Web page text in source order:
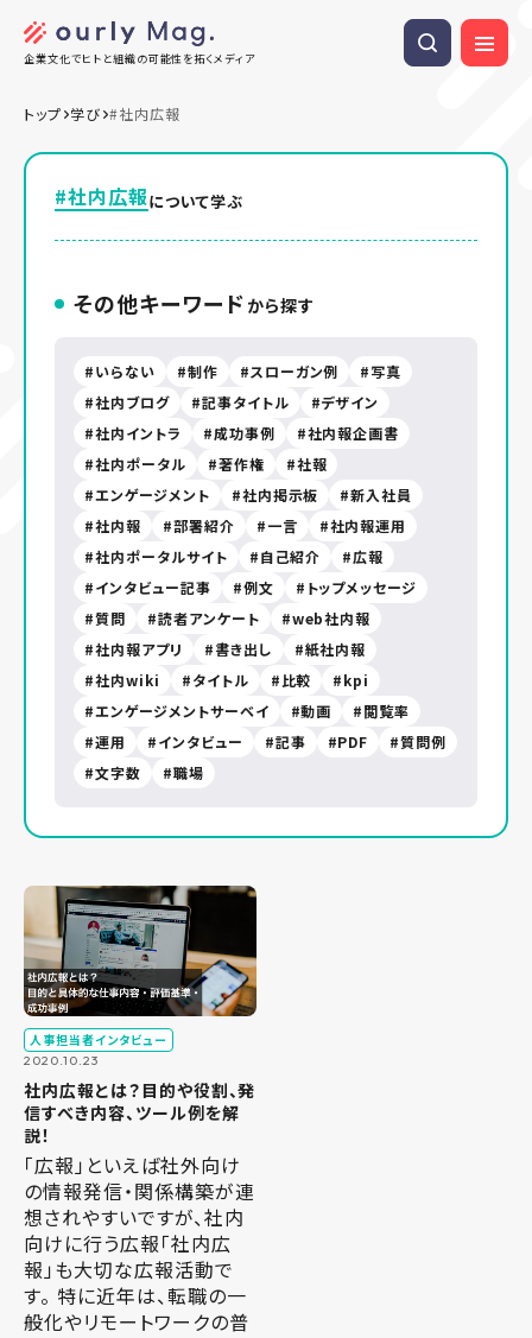
企業文化でヒトと組織の可能性を拓くメディア
トップ 学び #社内広報
#社内広報について学ぶ
その他キーワード から探す
いらない 制作 スローガン例
写真
社内ブログ
記事タイトル
デザイン
社内イントラ
成功事例
社内報企画書
社内ポータル
著作権
社報
エンゲージメント
社内掲示板
新入社員
社内報
部署紹介 一言
社内報運用
社内ポータルサイト
自己紹介
広報
インタビュー記事
例文
トップメッセージ
質問
読者アンケート
web社内報
社内報アプリ
書き出し
紙社内報
社内wiki
タイトル 比較
kpi
エンゲージメントサーベイ
動画
閲覧率
運用
インタビュー 記事 PDF
質問例
文字数
職場
人事担当者インタビュー
2020.10.23
社内広報とは？目的や役割、発
信すべき内容、ツール例を解
説！
「広報」といえば社外向け
の情報発信・関係構築が連
想されやすいですが、社内
向けに行う広報「社内広
報」も大切な広報活動で
す。 特に近年は、転職の一
般化やリモートワークの普